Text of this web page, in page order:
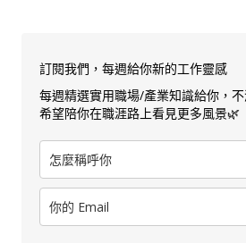
訂閱我們，每週給你新的工作靈感
每週精選實用職場/產業知識給你，
希望陪你在職涯路上看見更多風景🌿